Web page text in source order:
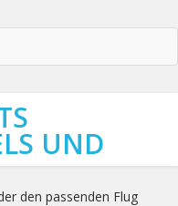
UND
den passenden Flug